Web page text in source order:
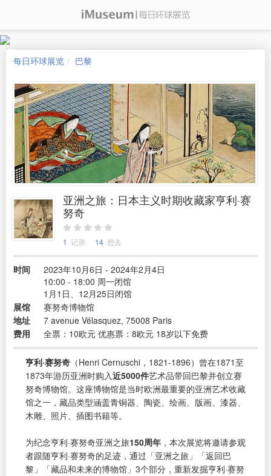
每日环球展览 巴黎
亚洲之旅：日本主义时期收藏家亨利·赛
努奇
1 记录 14 想去
时间
2023年10月6日 - 2024年2月4日
10:00 - 18:00 周一闭馆
1月1日、12月25日闭馆
展馆
赛努奇博物馆
地址
7 avenue Vélasquez, 75008 Paris
费用
全票：10欧元 优惠票：8欧元 18岁以下免费
亨利·赛努奇 （Henri Cernuschi，1821-1896）曾在1871至
1873年游历亚洲时购入近5000件艺术品带回巴黎并创立赛
努奇博物馆。这座博物馆是当时欧洲最重要的亚洲艺术收藏
馆之一，藏品类型涵盖青铜器、陶瓷、绘画、版画、漆器、
木雕、照片、插图书籍等。
为纪念亨利·赛努奇亚洲之旅150周年 ，本次展览将邀请参观
者跟随亨利·赛努奇的足迹，通过「亚洲之旅」「返回巴
黎」「藏品和未来的博物馆」3个部分，重新发掘亨利·赛努